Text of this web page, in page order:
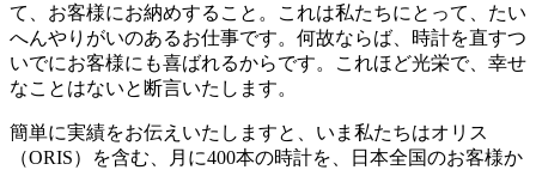
て、お客様にお納めすること。これは私たちにとって、たい
へんやりがいのあるお仕事です。何故ならば、時計を直すつ
いでにお客様にも喜ばれるからです。これほど光栄で、幸せ
なことはないと断言いたします。
簡単に実績をお伝えいたしますと、いま私たちはオリス
（ORIS）を含む、月に400本の時計を、日本全国のお客様か